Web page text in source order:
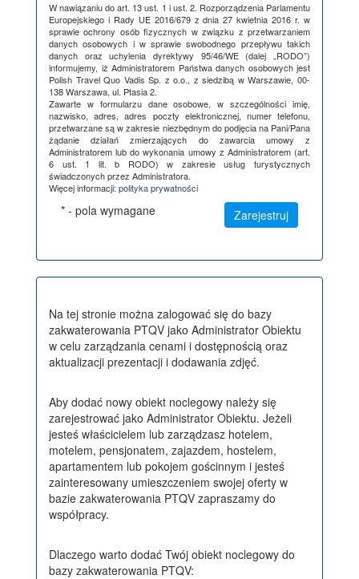
W nawiązaniu do art. 13 ust. 1 i ust. 2. Rozporządzenia Parlamentu
Europejskiego i Rady UE 2016/679 z dnia 27 kwietnia 2016 r. w
sprawie ochrony osób fizycznych w związku z przetwarzaniem
danych osobowych i w sprawie swobodnego przepływu takich
danych oraz uchylenia dyrektywy 95/46/WE (dalej „RODO”)
informujemy, iż Administratorem Państwa danych osobowych jest
Polish Travel Quo Vadis Sp. z o.o., z siedzibą w Warszawie, 00-
138 Warszawa, ul. Ptasia 2.
Zawarte w formularzu dane osobowe, w szczególności imię,
nazwisko, adres, adres poczty elektronicznej, numer telefonu,
przetwarzane są w zakresie niezbędnym do podjęcia na Pani/Pana
żądanie działań zmierzających do zawarcia umowy z
Administratorem lub do wykonania umowy z Administratorem (art.
6 ust. 1 lit. b RODO) w zakresie usług turystycznych
świadczonych przez Administratora.
Więcej informacji: polityka prywatności
* - pola wymagane
Na tej stronie można zalogować się do bazy
zakwaterowania PTQV jako Administrator Obiektu
w celu zarządzania cenami i dostępnością oraz
aktualizacji prezentacji i dodawania zdjęć.
Aby dodać nowy obiekt noclegowy należy się
zarejestrować jako Administrator Obiektu. Jeżeli
jesteś właścicielem lub zarządzasz hotelem,
motelem, pensjonatem, zajazdem, hostelem,
apartamentem lub pokojem gościnnym i jesteś
zainteresowany umieszczeniem swojej oferty w
bazie zakwaterowania PTQV zapraszamy do
współpracy.
Dlaczego warto dodać Twój obiekt noclegowy do
bazy zakwaterowania PTQV: